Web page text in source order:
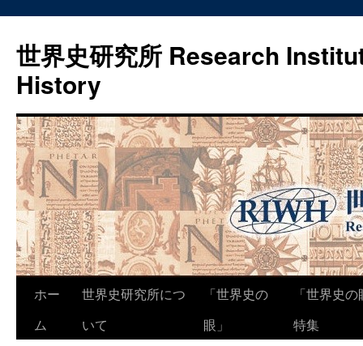
世界史研究所 Research
History
ホー
ム
世界史研究所につ
いて
「世界史の
眼」
「世界史
特集